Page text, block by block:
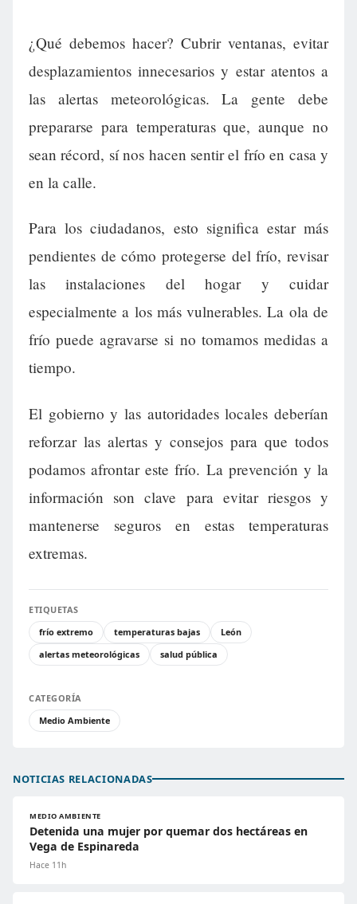
¿Qué debemos hacer? Cubrir ventanas, evitar
desplazamientos innecesarios y estar atentos a
las alertas meteorológicas. La gente debe
prepararse para temperaturas que, aunque no
sean récord, sí nos hacen sentir el frío en casa y
en la calle.
Para los ciudadanos, esto significa estar más
pendientes de cómo protegerse del frío, revisar
las instalaciones del hogar y cuidar
especialmente a los más vulnerables. La ola de
frío puede agravarse si no tomamos medidas a
tiempo.
El gobierno y las autoridades locales deberían
reforzar las alertas y consejos para que todos
podamos afrontar este frío. La prevención y la
información son clave para evitar riesgos y
mantenerse seguros en estas temperaturas
extremas.
ETIQUETAS
frío extremo
temperaturas bajas
León
alertas meteorológicas
salud pública
CATEGORÍA
Medio Ambiente
NOTICIAS RELACIONADAS
MEDIO AMBIENTE
Detenida una mujer por quemar dos hectáreas en
Vega de Espinareda
Hace 11h